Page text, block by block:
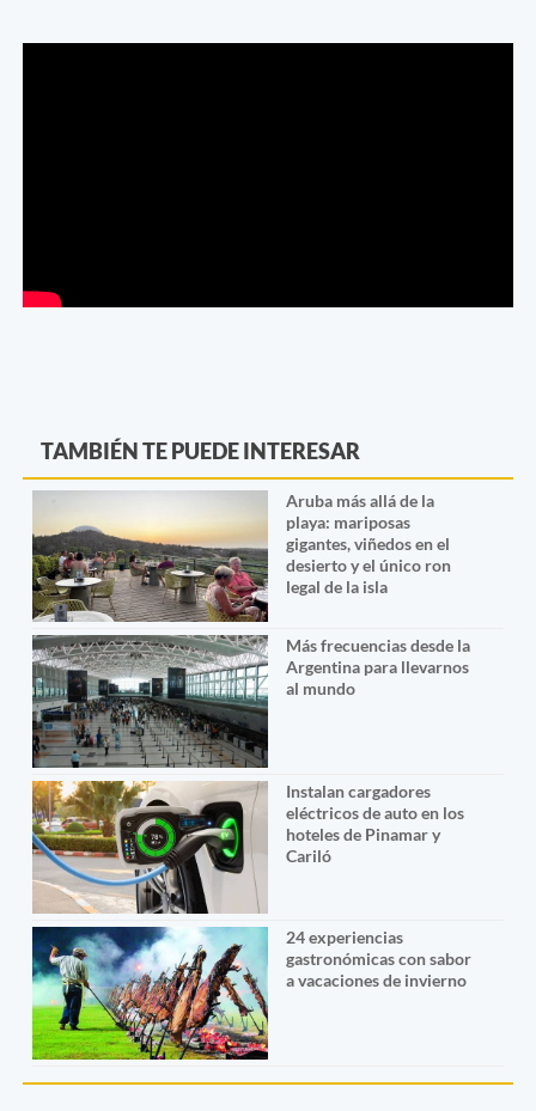
TAMBIÉN TE PUEDE INTERESAR
Aruba más allá de la
playa: mariposas
gigantes, viñedos en el
desierto y el único ron
legal de la isla
Más frecuencias desde la
Argentina para llevarnos
al mundo
Instalan cargadores
eléctricos de auto en los
hoteles de Pinamar y
Cariló
24 experiencias
gastronómicas con sabor
a vacaciones de invierno